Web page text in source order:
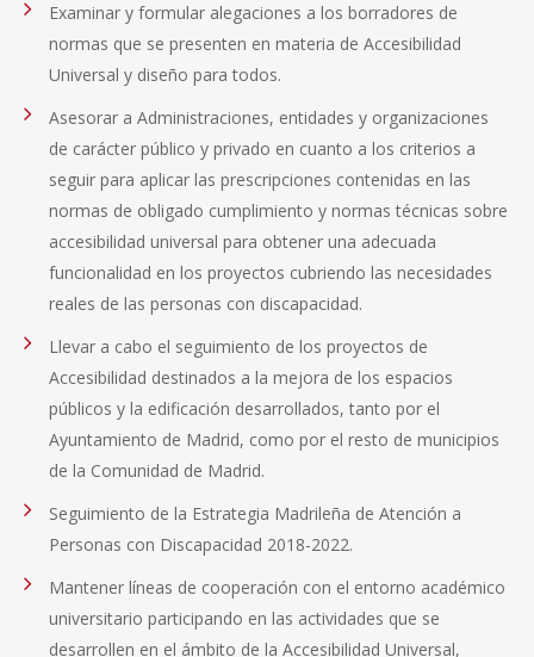
Examinar y formular alegaciones a los borradores de
normas que se presenten en materia de Accesibilidad
Universal y diseño para todos.
Asesorar a Administraciones, entidades y organizaciones
de carácter público y privado en cuanto a los criterios a
seguir para aplicar las prescripciones contenidas en las
normas de obligado cumplimiento y normas técnicas sobre
accesibilidad universal para obtener una adecuada
funcionalidad en los proyectos cubriendo las necesidades
reales de las personas con discapacidad.
Llevar a cabo el seguimiento de los proyectos de
Accesibilidad destinados a la mejora de los espacios
públicos y la edificación desarrollados, tanto por el
Ayuntamiento de Madrid, como por el resto de municipios
de la Comunidad de Madrid.
Seguimiento de la Estrategia Madrileña de Atención a
Personas con Discapacidad 2018-2022.
Mantener líneas de cooperación con el entorno académico
universitario participando en las actividades que se
desarrollen en el ámbito de la Accesibilidad Universal,